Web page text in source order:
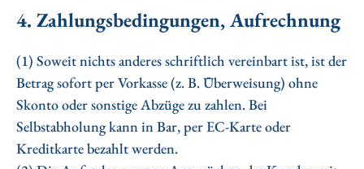
4. Zahlungsbedingungen, Aufrechnung
(1) Soweit nichts anderes schriftlich vereinbart ist, ist der
Betrag sofort per Vorkasse (z. B. Überweisung) ohne
Skonto oder sonstige Abzüge zu zahlen. Bei
Selbstabholung kann in Bar, per EC-Karte oder
Kreditkarte bezahlt werden.